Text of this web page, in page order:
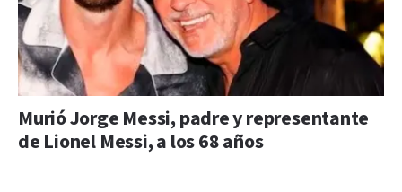
Murió Jorge Messi, padre y representante
de Lionel Messi, a los 68 años